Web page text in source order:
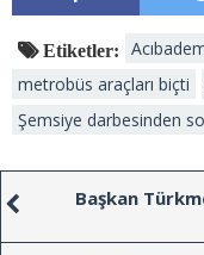
Etiketler:
metrobüs araçları biçti
Şemsiye darbesinden
Başkan